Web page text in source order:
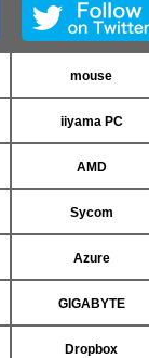
mouse
iiyama PC
AMD
Sycom
Azure
GIGABYTE
Dropbox